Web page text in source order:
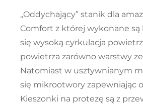
„Oddychający” stanik dla
Comfort z której wykonane
się wysoką cyrkulacja
powietrza zarówno warstwy
Natomiast w usztywnianym
się mikrootwory zapewniając
Kieszonki na protezę są z